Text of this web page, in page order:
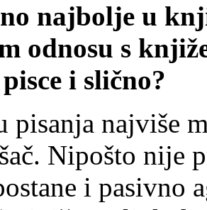
najbolje u
odnosu s
i slično?
pisanja najviše
Nipošto nije
i pasivno